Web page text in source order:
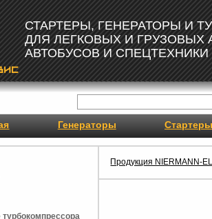
СТАРТЕРЫ, ГЕНЕРАТОРЫ И
ДЛЯ ЛЕГКОВЫХ И ГРУЗОВЫХ
АВТОБУСОВ И СПЕЦТЕХНИКИ
Генераторы Стартеры
Продукция NIERMANN-